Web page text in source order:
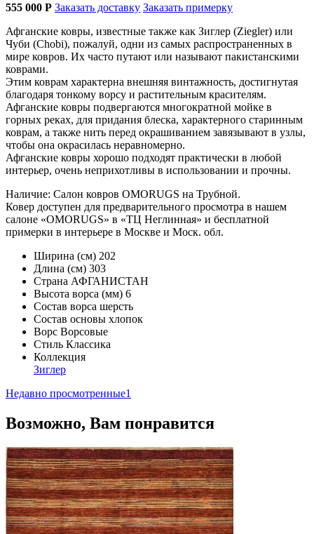
555 000 Р Заказать доставку Заказать примерку
Афганские ковры, известные также как Зиглер (Ziegler) или
Чуби (Chobi), пожалуй, одни из самых распространенных в
мире ковров. Их часто путают или называют пакистанскими
коврами.
Этим коврам характерна внешняя винтажность, достигнутая
благодаря тонкому ворсу и растительным красителям.
Афганские ковры подвергаются многократной мойке в
горных реках, для придания блеска, характерного старинным
коврам, а также нить перед окрашиванием завязывают в узлы,
чтобы она окрасилась неравномерно.
Афганские ковры хорошо подходят практически в любой
интерьер, очень неприхотливы в использовании и прочны.
Наличие: Салон ковров OMORUGS на Трубной.
Ковер доступен для предварительного просмотра в нашем
салоне «OMORUGS» в «ТЦ Неглинная» и бесплатной
примерки в интерьере в Москве и Моск. обл.
Ширина (см) 202
Длина (см) 303
Страна АФГАНИСТАН
Высота ворса (мм) 6
Состав ворса шерсть
Состав основы хлопок
Ворс Ворсовые
Стиль Классика
Коллекция
Зиглер
Недавно просмотренные1
Возможно, Вам понравится